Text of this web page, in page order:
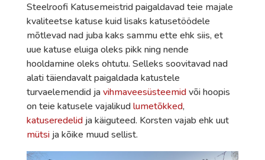
Steelroofi Katusemeistrid paigaldavad teie majale
kvaliteetse katuse kuid lisaks katusetöödele
mõtlevad nad juba kaks sammu ette ehk siis, et
uue katuse eluiga oleks pikk ning nende
hooldamine oleks ohtutu. Selleks soovitavad nad
alati täiendavalt paigaldada katustele
turvaelemendid javihmaveesüsteemidvõi hoopis
on teie katusele vajalikudlumetõkked,
katuseredelidja käiguteed. Korsten vajab ehk uut
mütsija kõike muud sellist.